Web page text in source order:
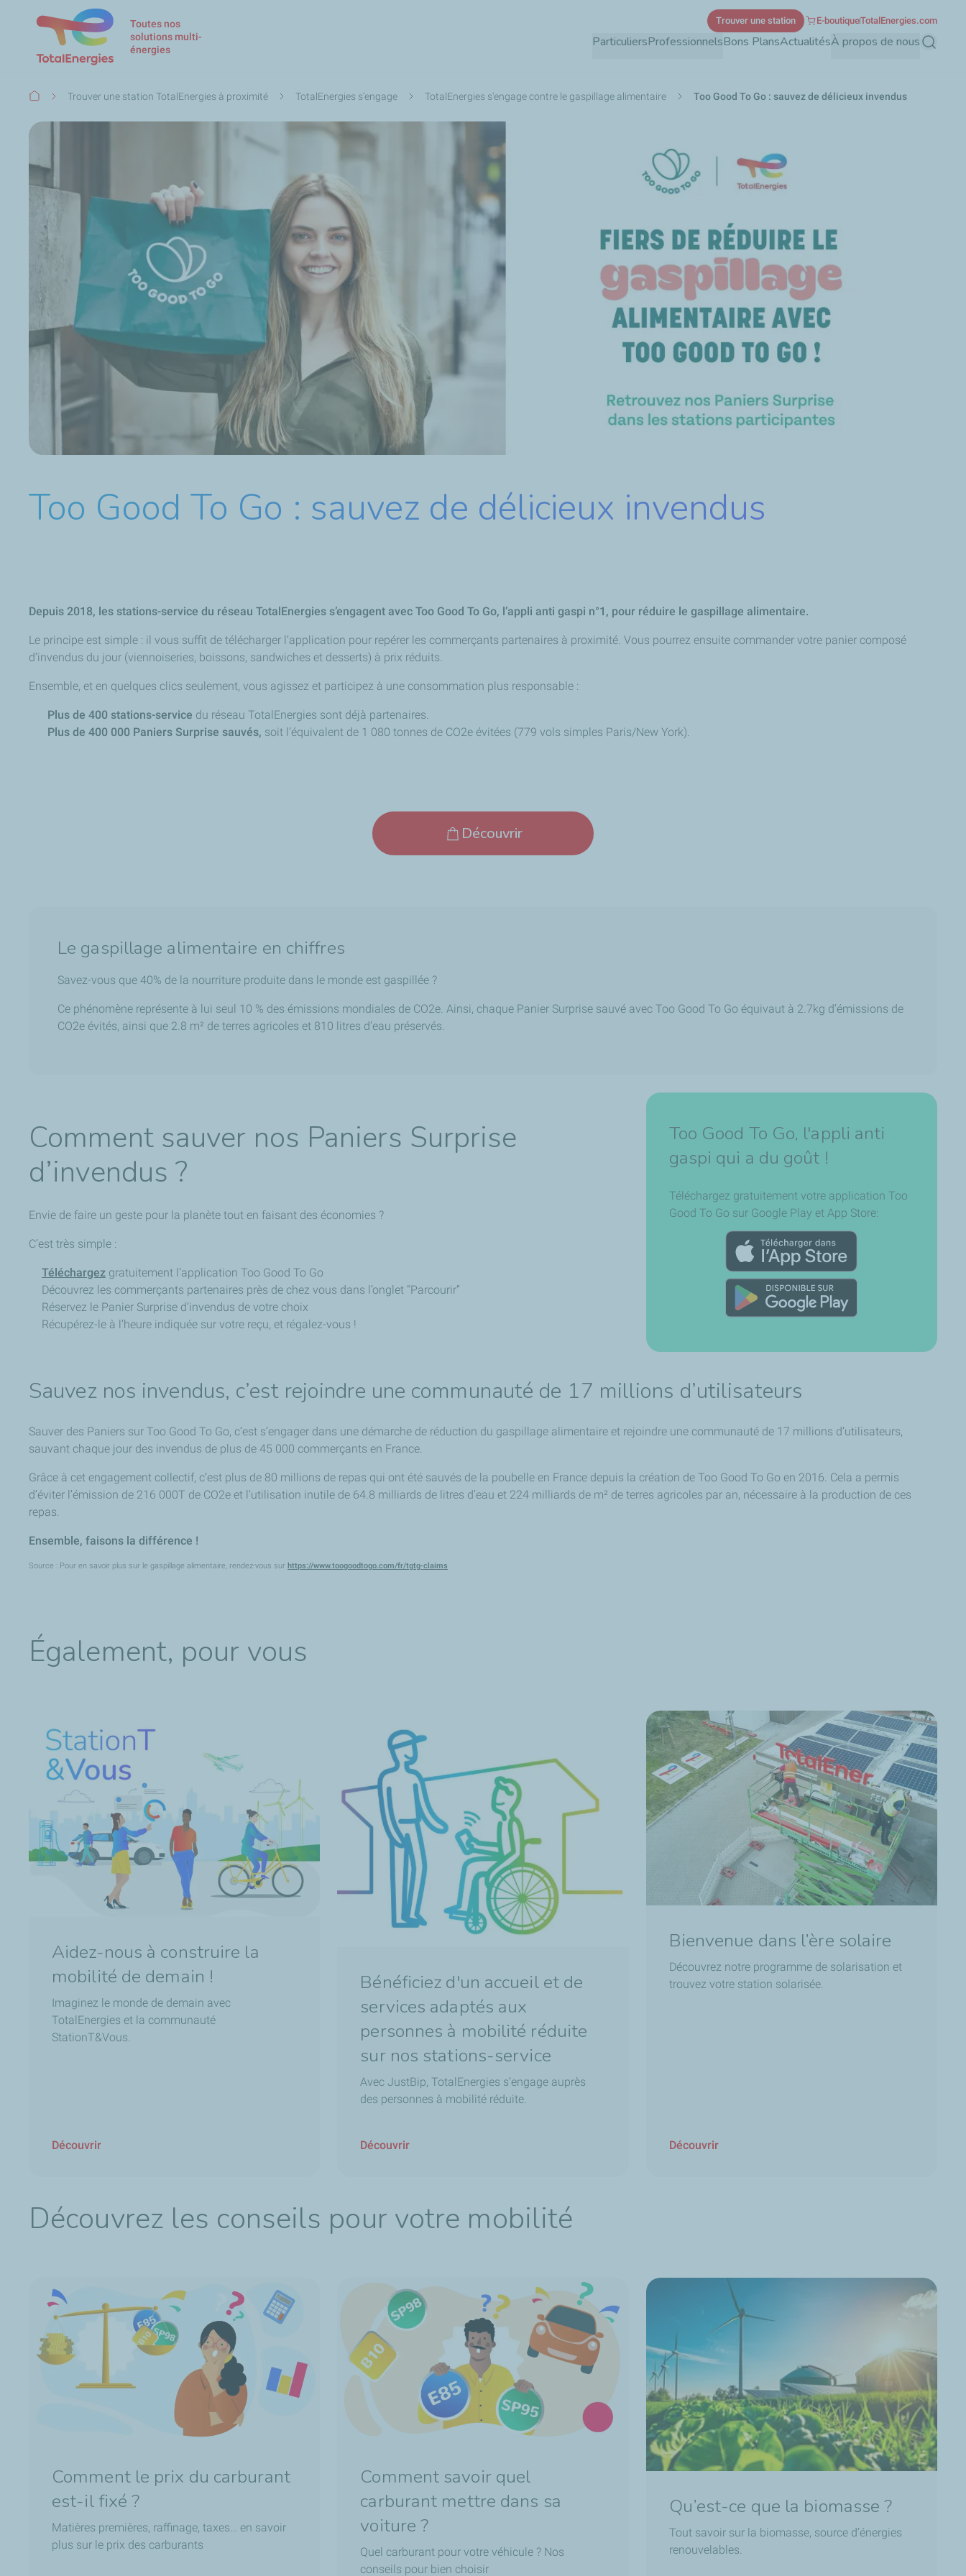
Toutes nos
solutions multi-
énergies
ParticuliersProfessionnelsBons PlansActualitésÀ propos de nous
Trouver une station E-boutiqueTotalEnergies.com
Fil
Trouver une station TotalEnergies à proximité TotalEnergies s’engage TotalEnergies s'engage contre le gaspillage alimentaire Too Good To Go : sauvez de délicieux invendus
Too Good To Go : sauvez de délicieux invendus
Depuis 2018, les stations-service du réseau TotalEnergies s’engagent avec Too Good To Go, l’appli anti gaspi n°1, pour réduire le gaspillage alimentaire.
Le principe est simple : il vous suffit de télécharger l’application pour repérer les commerçants partenaires à proximité. Vous pourrez ensuite commander votre panier composé
d’invendus du jour (viennoiseries, boissons, sandwiches et desserts) à prix réduits.
Ensemble, et en quelques clics seulement, vous agissez et participez à une consommation plus responsable :
Plus de 400 stations-service du réseau TotalEnergies sont déjà partenaires.
Plus de 400 000 Paniers Surprise sauvés, soit l’équivalent de 1 080 tonnes de CO2e évitées (779 vols simples Paris/New York).
Découvrir
Le gaspillage alimentaire en chiffres
Savez-vous que 40% de la nourriture produite dans le monde est gaspillée ?
Ce phénomène représente à lui seul 10 % des émissions mondiales de CO2e. Ainsi, chaque Panier Surprise sauvé avec Too Good To Go équivaut à 2.7kg d’émissions de
CO2e évités, ainsi que 2.8 m² de terres agricoles et 810 litres d’eau préservés.
Comment sauver nos Paniers Surprise
d’invendus ?
Envie de faire un geste pour la planète tout en faisant des économies ?
C’est très simple :
Téléchargez gratuitement l’application Too Good To Go
Découvrez les commerçants partenaires près de chez vous dans l’onglet “Parcourir”
Réservez le Panier Surprise d’invendus de votre choix
Récupérez-le à l’heure indiquée sur votre reçu, et régalez-vous !
Too Good To Go, l'appli anti
gaspi qui a du goût !
Téléchargez gratuitement votre application Too
Good To Go sur Google Play et App Store:
Sauvez nos invendus, c’est rejoindre une communauté de 17 millions d’utilisateurs
Sauver des Paniers sur Too Good To Go, c’est s’engager dans une démarche de réduction du gaspillage alimentaire et rejoindre une communauté de 17 millions d’utilisateurs,
sauvant chaque jour des invendus de plus de 45 000 commerçants en France.
Grâce à cet engagement collectif, c’est plus de 80 millions de repas qui ont été sauvés de la poubelle en France depuis la création de Too Good To Go en 2016. Cela a permis
d’éviter l’émission de 216 000T de CO2e et l’utilisation inutile de 64.8 milliards de litres d’eau et 224 milliards de m² de terres agricoles par an, nécessaire à la production de ces
repas.
Ensemble, faisons la différence !
Source : Pour en savoir plus sur le gaspillage alimentaire, rendez-vous sur https://www.toogoodtogo.com/fr/tgtg-claims
Également, pour vous
Aidez-nous à construire la
mobilité de demain !
Imaginez le monde de demain avec
TotalEnergies et la communauté
StationT&Vous.
Découvrir
Bénéficiez d'un accueil et de
services adaptés aux
personnes à mobilité réduite
sur nos stations-service
Avec JustBip, TotalEnergies s’engage auprès
des personnes à mobilité réduite.
Découvrir
Bienvenue dans l’ère solaire
Découvrez notre programme de solarisation et
trouvez votre station solarisée.
Découvrir
Découvrez les conseils pour votre mobilité
Comment le prix du carburant
est-il fixé ?
Matières premières, raffinage, taxes… en savoir
plus sur le prix des carburants
Comment savoir quel
carburant mettre dans sa
voiture ?
Quel carburant pour votre véhicule ? Nos
conseils pour bien choisir
Qu’est-ce que la biomasse ?
Tout savoir sur la biomasse, source d’énergies
renouvelables.